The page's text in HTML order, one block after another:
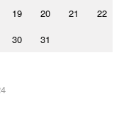
19 20 21
22
30 31